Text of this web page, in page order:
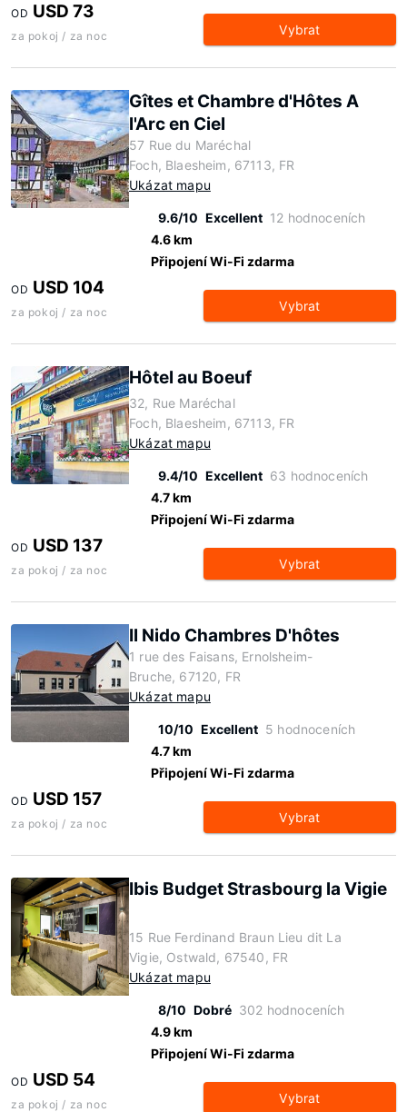
OD USD 73
za pokoj / za noc Vybrat
Gîtes et Chambre d'Hôtes A
l'Arc en Ciel
57 Rue du Maréchal
Foch, Blaesheim, 67113, FR
Ukázat mapu
9.6/10 Excellent 12 hodnoceních
4.6 km
Připojení Wi-Fi zdarma
OD USD 104
za pokoj / za noc Vybrat
Hôtel au Boeuf
32, Rue Maréchal
Foch, Blaesheim, 67113, FR
Ukázat mapu
9.4/10 Excellent 63 hodnoceních
4.7 km
Připojení Wi-Fi zdarma
OD USD 137
za pokoj / za noc Vybrat
Il Nido Chambres D'hôtes
1 rue des Faisans, Ernolsheim-
Bruche, 67120, FR
Ukázat mapu
10/10 Excellent 5 hodnoceních
4.7 km
Připojení Wi-Fi zdarma
OD USD 157
za pokoj / za noc Vybrat
Ibis Budget Strasbourg la Vigie
15 Rue Ferdinand Braun Lieu dit La
Vigie, Ostwald, 67540, FR
Ukázat mapu
8/10 Dobré 302 hodnoceních
4.9 km
Připojení Wi-Fi zdarma
OD USD 54
za pokoj / za noc Vybrat